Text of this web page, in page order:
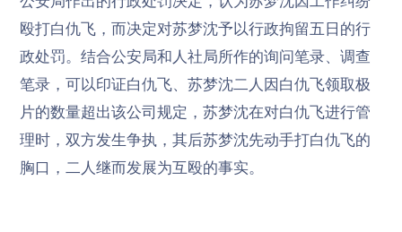
殴打白仇飞，而决定对苏梦沈予以行政拘留五日的行
政处罚。结合公安局和人社局所作的询问笔录、调查
笔录，可以印证白仇飞、苏梦沈二人因白仇飞领取极
片的数量超出该公司规定，苏梦沈在对白仇飞进行管
理时，双方发生争执，其后苏梦沈先动手打白仇飞的
胸口，二人继而发展为互殴的事实。